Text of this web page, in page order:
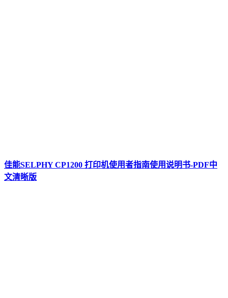
佳能SELPHY CP1200 打印机使用者指南使用说明书-PDF中
文清晰版